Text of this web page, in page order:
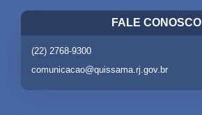
FALE CONOSCO
(22) 2768-9300
comunicacao@quissama.rj.gov.br